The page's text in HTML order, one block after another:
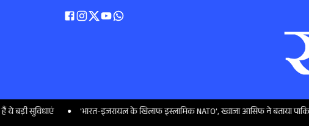
'भारत-इजरायल के खिलाफ इस्लामिक NATO', ख्वाजा आसिफ ने बताया पाकिस्तान का प्लान